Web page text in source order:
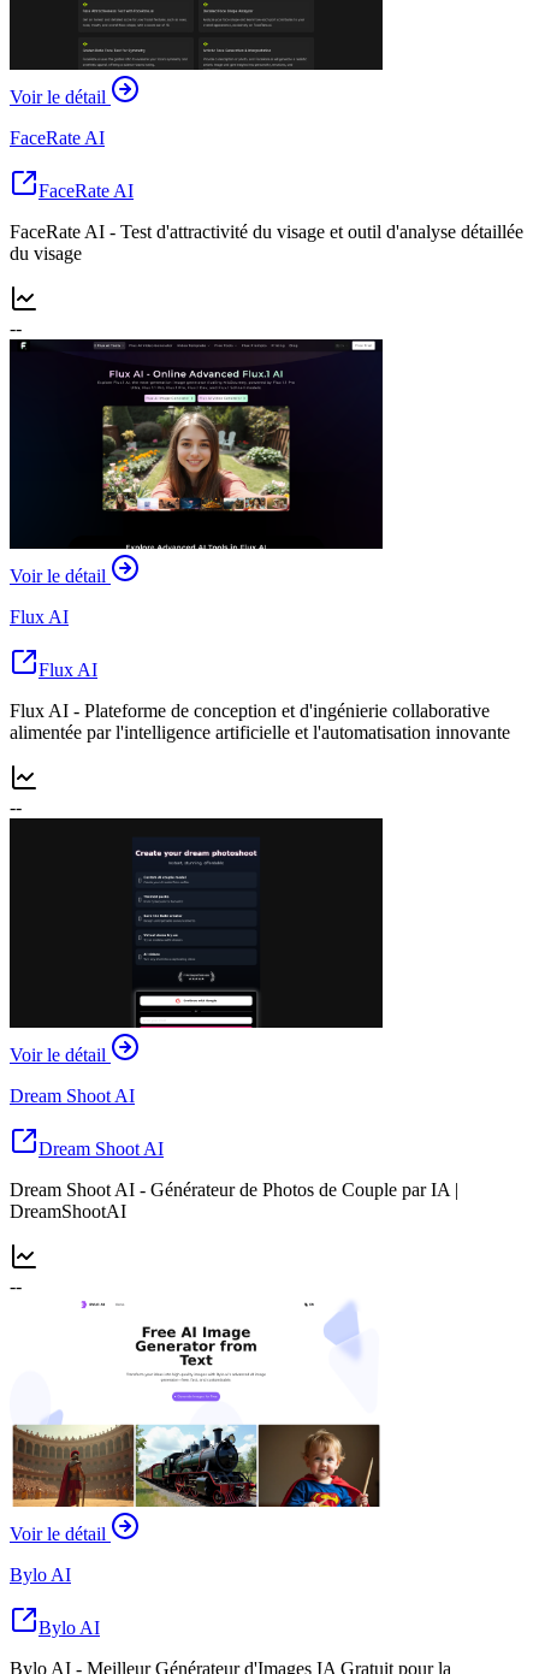
Voir le détail
FaceRate AI
FaceRate AI
FaceRate AI - Test d'attractivité du visage et outil d'analyse détaillée
du visage
--
Voir le détail
Flux AI
Flux AI
Flux AI - Plateforme de conception et d'ingénierie collaborative
alimentée par l'intelligence artificielle et l'automatisation innovante
--
Voir le détail
Dream Shoot AI
Dream Shoot AI
Dream Shoot AI - Générateur de Photos de Couple par IA |
DreamShootAI
--
Voir le détail
Bylo AI
Bylo AI
Bylo AI - Meilleur Générateur d'Images IA Gratuit pour la